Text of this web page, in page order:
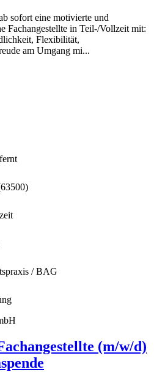
sofort eine motivierte und
Fachangestellte in Teil-/Vollzeit mit:
Flexibilität,
am Umgang mi...
63500)
/ BAG
(m/w/d)